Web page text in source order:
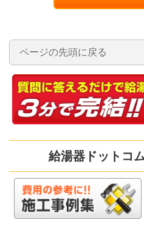
ページの先頭に戻る
給湯器ドットコ